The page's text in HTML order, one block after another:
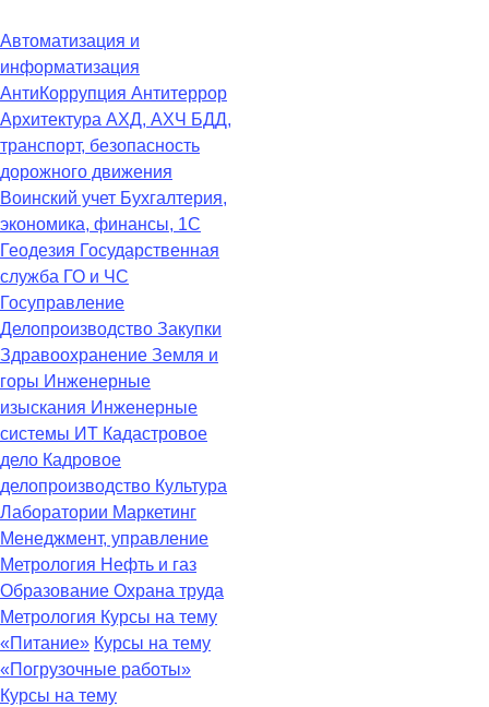
Автоматизация и
информатизация
АнтиКоррупция Антитеррор
Архитектура АХД, АХЧ БДД,
транспорт, безопасность
дорожного движения
Воинский учет Бухгалтерия,
экономика, финансы, 1С
Геодезия Государственная
служба ГО и ЧС
Госуправление
Делопроизводство Закупки
Здравоохранение Земля и
горы Инженерные
изыскания Инженерные
системы ИТ Кадастровое
дело Кадровое
делопроизводство Культура
Лаборатории Маркетинг
Менеджмент, управление
Метрология Нефть и газ
Образование Охрана труда
Метрология Курсы на тему
«Питание» Курсы на тему
«Погрузочные работы»
Курсы на тему